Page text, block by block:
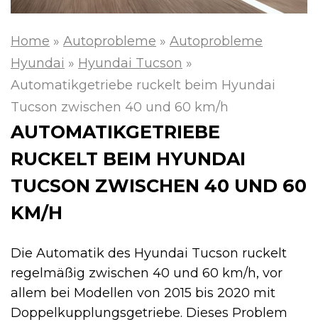
Home » Autoprobleme » Autoprobleme
Hyundai » Hyundai Tucson »
Automatikgetriebe ruckelt beim Hyundai
Tucson zwischen 40 und 60 km/h
AUTOMATIKGETRIEBE
RUCKELT BEIM HYUNDAI
TUCSON ZWISCHEN 40 UND 60
KM/H
Die Automatik des Hyundai Tucson ruckelt
regelmäßig zwischen 40 und 60 km/h, vor
allem bei Modellen von 2015 bis 2020 mit
Doppelkupplungsgetriebe. Dieses Problem